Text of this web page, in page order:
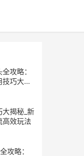
攻略：
巧大揭
揭秘_新
高效玩法
攻略：